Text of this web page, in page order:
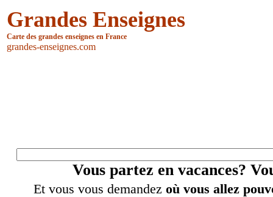
Grandes Enseignes
Carte des grandes enseignes en France
grandes-enseignes.com
Vous partez en vacances?
Et vous vous demandez où vous allez